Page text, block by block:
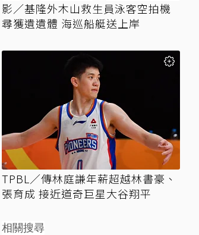
影／基隆外木山救生員泳客空拍機
尋獲遺遺體 海巡船艇送上岸
TPBL／傳林庭謙年薪超越林書豪、
張育成 接近道奇巨星大谷翔平